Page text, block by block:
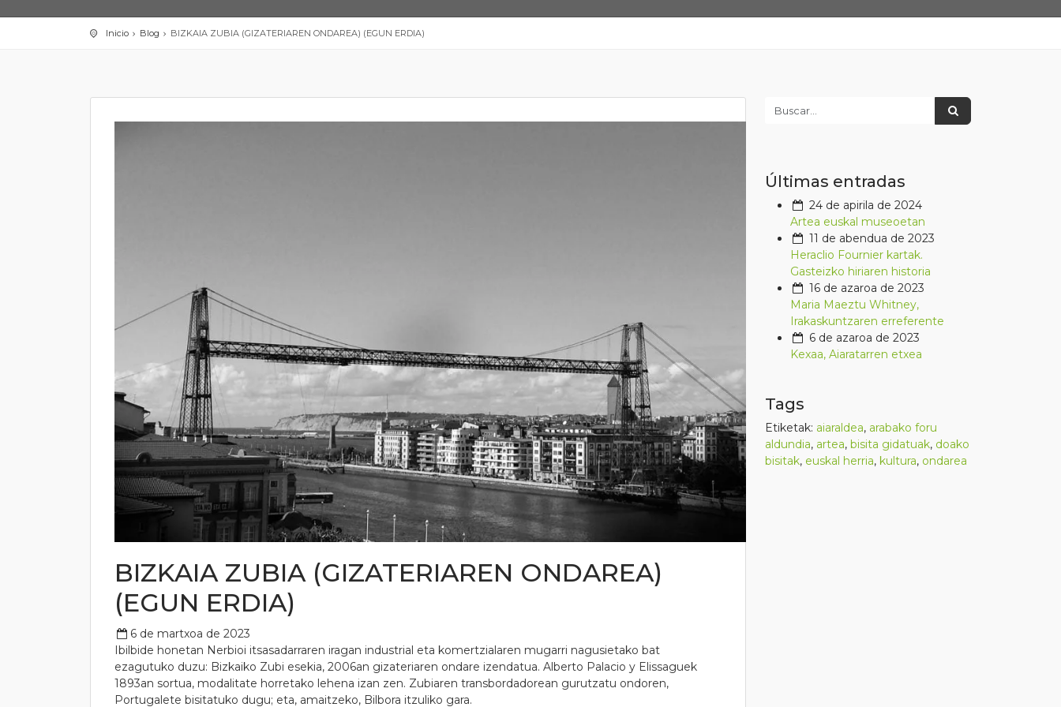
Inicio Blog BIZKAIA ZUBIA (GIZATERIAREN ONDAREA) (EGUN ERDIA)
BIZKAIA ZUBIA (GIZATERIAREN ONDAREA)
(EGUN ERDIA)
6 de martxoa de 2023
Ibilbide honetan Nerbioi itsasadarraren iragan industrial eta komertzialaren mugarri nagusietako bat
ezagutuko duzu: Bizkaiko Zubi esekia, 2006an gizateriaren ondare izendatua. Alberto Palacio y Elissaguek
1893an sortua, modalitate horretako lehena izan zen. Zubiaren transbordadorean gurutzatu ondoren,
Portugalete bisitatuko dugu; eta, amaitzeko, Bilbora itzuliko gara.
Últimas entradas
24 de apirila de 2024
Artea euskal museoetan
11 de abendua de 2023
Heraclio Fournier kartak.
Gasteizko hiriaren historia
16 de azaroa de 2023
Maria Maeztu Whitney,
Irakaskuntzaren erreferente
6 de azaroa de 2023
Kexaa, Aiaratarren etxea
Tags
Etiketak: aiaraldea, arabako foru
aldundia, artea, bisita gidatuak, doako
bisitak, euskal herria, kultura, ondarea